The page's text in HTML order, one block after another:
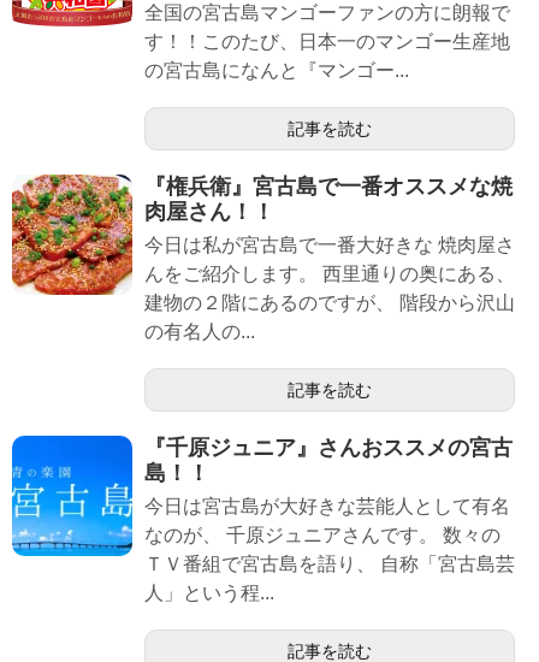
全国の宮古島マンゴーファンの方に朗報で
す！！このたび、日本一のマンゴー生産地
の宮古島になんと『マンゴー...
記事を読む
『権兵衛』宮古島で一番オススメな焼
肉屋さん！！
今日は私が宮古島で一番大好きな 焼肉屋さ
んをご紹介します。 西里通りの奥にある、
建物の２階にあるのですが、 階段から沢山
の有名人の...
記事を読む
『千原ジュニア』さんおススメの宮古
島！！
今日は宮古島が大好きな芸能人として有名
なのが、 千原ジュニアさんです。 数々の
ＴＶ番組で宮古島を語り、 自称「宮古島芸
人」という程...
記事を読む